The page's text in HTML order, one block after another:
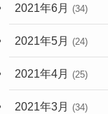
2021年6月 (34)
2021年5月 (24)
2021年4月 (25)
2021年3月 (34)